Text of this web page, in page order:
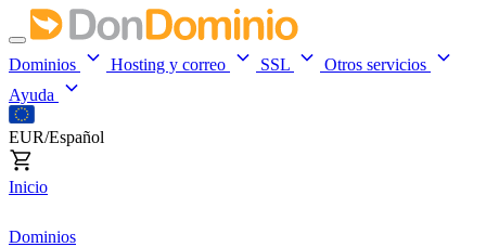
Dominios Hosting y correo SSL
Otros servicios
Ayuda
EUR/Español
Inicio
Dominios